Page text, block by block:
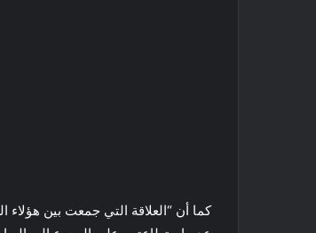
كما أن “العلاقة التي جمعت بين هؤلاء